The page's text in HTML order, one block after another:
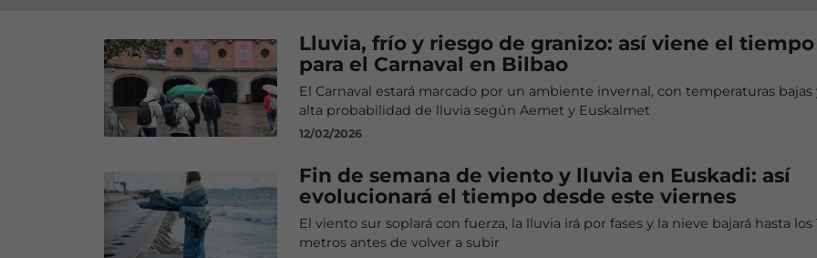
Lluvia, frío y riesgo de granizo: así viene el tiempo
para el Carnaval en Bilbao
El Carnaval estará marcado por un ambiente invernal, con temperaturas bajas
alta probabilidad de lluvia según Aemet y Euskalmet
12/02/2026
Fin de semana de viento y lluvia en Euskadi: así
evolucionará el tiempo desde este viernes
El viento sur soplará con fuerza, la lluvia irá por fases y la nieve bajará hasta los
metros antes de volver a subir